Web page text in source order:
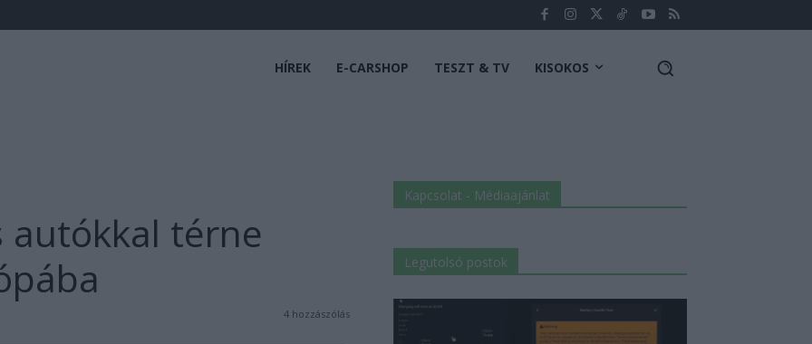
HÍREK E-CARSHOP TESZT & TV KISOKOS
autókkal térne
4 hozzászólás
Kapcsolat - Médiaajánlat
Legutolsó postok